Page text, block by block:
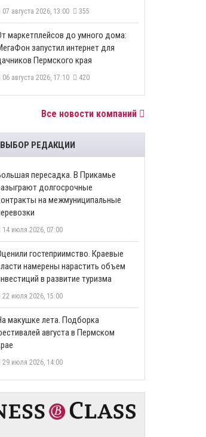
07 августа 2026, 13:00 355
маркетплейсов до умного дома:
запустил интернет для
Пермского края
06 августа 2026, 17:10 420
Все новости компаний
ВЫБОР РЕДАКЦИИ
пересадка. В Прикамье
долгосрочные
на межмуниципальные
14 июля 2026, 07:00
гостеприимство. Краевые
намерены нарастить объем
в развитие туризма
22 июля 2026, 15:00
макушке лета. Подборка
августа в Пермском
29 июля 2026, 14:00